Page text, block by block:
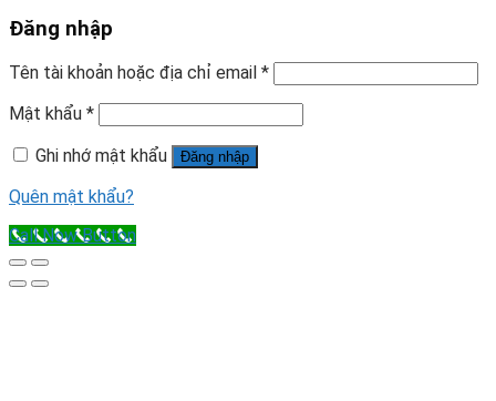
Đăng nhập
Tên tài khoản hoặc địa chỉ email *
Mật khẩu *
Ghi nhớ mật khẩu
Đăng nhập
Quên mật khẩu?
Call Now Button